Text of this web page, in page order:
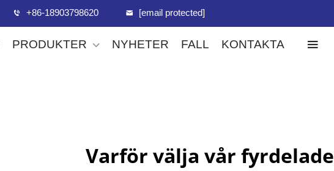
+86-18903798620 [email protected]
PRODUKTER NYHETER FALL KONTAKTA
Varför välja vår fyrdelade